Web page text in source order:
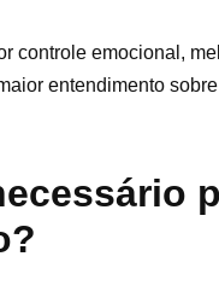
controle emocional,
entendimento